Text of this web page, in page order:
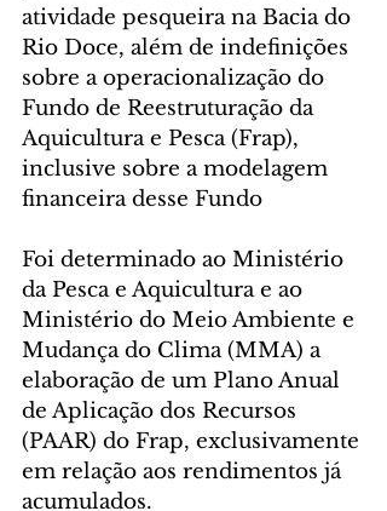
atividade pesqueira na Bacia do
Rio Doce, além de indefinições
sobre a operacionalização do
Fundo de Reestruturação da
Aquicultura e Pesca (Frap),
inclusive sobre a modelagem
financeira desse Fundo
Foi determinado ao Ministério
da Pesca e Aquicultura e ao
Ministério do Meio Ambiente e
Mudança do Clima (MMA) a
elaboração de um Plano Anual
de Aplicação dos Recursos
(PAAR) do Frap, exclusivamente
em relação aos rendimentos já
acumulados.